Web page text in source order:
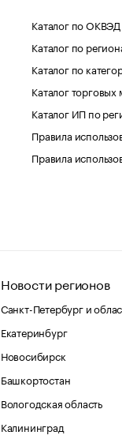
Каталог по ОКВЭД
Каталог по
Каталог по
Каталог торговых
Каталог ИП по
Правила
Правила
Новости регионов
Санкт-Петербург и
Екатеринбург
Новосибирск
Башкортостан
Вологодская область
Калининград